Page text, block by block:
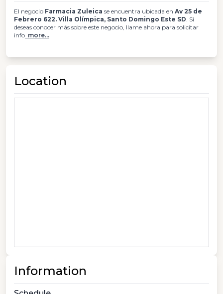
El negocio Farmacia Zuleica se encuentra ubicada en Av 25 de
Febrero 622. Villa Olímpica, Santo Domingo Este SD. Si
deseas conocer más sobre este negocio, llame ahora para solicitar
info more...
Location
Information